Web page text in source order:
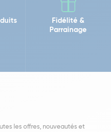
Fidélité &
Parrainage
les offres, nouveautés et